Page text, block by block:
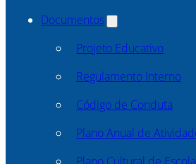
Documentos
Projeto Educativo
Regulamento Interno
Código de Conduta
Plano Anual de